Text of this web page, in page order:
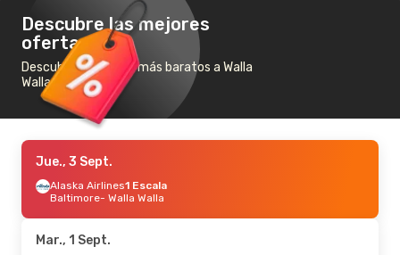
Descubre las mejores
ofertas
Descubre los vuelos más baratos a Walla
Walla
Jue., 3 Sept.
Alaska Airlines1 Escala
Baltimore- Walla Walla
Mar., 1 Sept.